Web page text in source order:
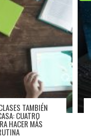
TAMBIÉN
CUATRO
HACER MÁS